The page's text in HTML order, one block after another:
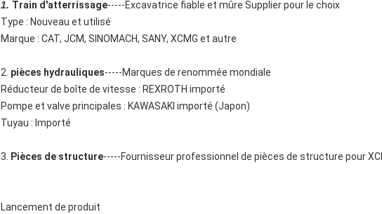
1. Train d'atterrissage-----Excavatrice fiable et mûre Supplier pour le choix
Type : Nouveau et utilisé
Marque : CAT, JCM, SINOMACH, SANY, XCMG et autre
2. pièces hydrauliques-----Marques de renommée mondiale
Réducteur de boîte de vitesse : REXROTH importé
Pompe et valve principales : KAWASAKI importé (Japon)
Tuyau : Importé
3. Pièces de structure-----Fournisseur professionnel de pièces de structure pour
Lancement de produit